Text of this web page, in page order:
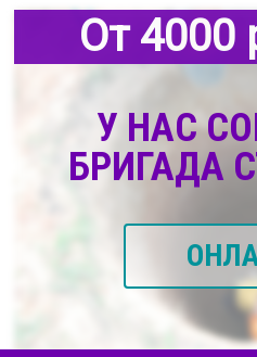
От 4000
У НАС
БРИГАДА